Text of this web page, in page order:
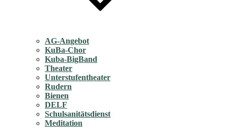
AG-Angebot
KuBa-Chor
Kuba-BigBand
Theater
Unterstufentheater
Rudern
Bienen
DELF
Schulsanitätsdienst
Meditation